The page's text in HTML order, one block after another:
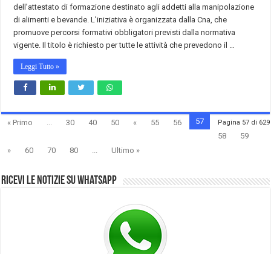
dell’attestato di formazione destinato agli addetti alla manipolazione
di alimenti e bevande. L’iniziativa è organizzata dalla Cna, che
promuove percorsi formativi obbligatori previsti dalla normativa
vigente. Il titolo è richiesto per tutte le attività che prevedono il …
Leggi Tutto »
Pagina 57 di 629
« Primo ... 30 40 50 « 55 56
57
58
59
»
60 70 80 ... Ultimo »
Ricevi le notizie su Whatsapp